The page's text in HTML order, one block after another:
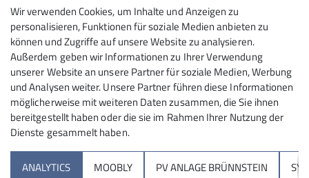
Veranstaltungen unsere
Teilnahme-/Geschäftsbedingungen.
Sektion
Wir verwenden Cookies, um Inhalte und Anzeigen zu
personalisieren, Funktionen für soziale Medien anbieten zu
können und Zugriffe auf unsere Website zu analysieren.
Außerdem geben wir Informationen zu Ihrer Verwendung
unserer Website an unsere Partner für soziale Medien, Werbung
und Analysen weiter. Unsere Partner führen diese Informationen
möglicherweise mit weiteren Daten zusammen, die Sie ihnen
bereitgestellt haben oder die sie im Rahmen Ihrer Nutzung der
Dienste gesammelt haben.
ANALYTICS MOOBLY PV ANLAGE BRÜNNSTEIN